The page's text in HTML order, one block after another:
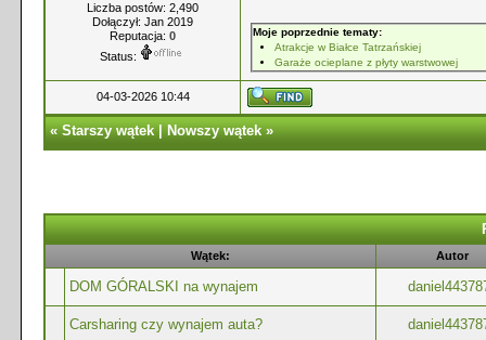
Liczba postów: 2,490
Dołączył: Jan 2019
Reputacja: 0
Status:
Moje poprzednie tematy:
Atrakcje w Białce Tatrzańskiej
Garaże ocieplane z płyty warstwowej
04-03-2026 10:44
«Starszy wątek|Nowszy wątek»
Wątek: Autor
DOM GÓRALSKI na wynajem
Carsharing czy wynajem auta?